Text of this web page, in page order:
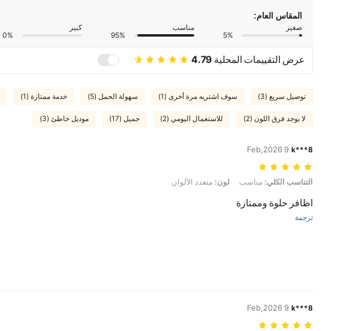
المقاس العام:
صغير
5%
مناسب
95%
كبير
0%
عرض التقييمات المحلية 4.79
توصيل سريع (3) سوف اشتريه مرة أخرى (1) سهولة الحمل (5) خدمة ممتازة (1)
لا يوجد فرق اللون (2) للاستعمال اليومي (2) جميل (17) موديل خاطئ (3)
k***8
9 Feb,2026
التناسب الكلي: مناسب, لون: متعدد الألوان
التناسب الكلي: مناسب لون: متعدد الألوان
اظافر حلوة وممتازة
ترجمة
k***8
9 Feb,2026